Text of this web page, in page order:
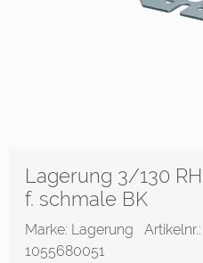
Lagerung 3/130 RH
f. schmale BK
Marke: Lagerung Artikelnr.:
1055680051